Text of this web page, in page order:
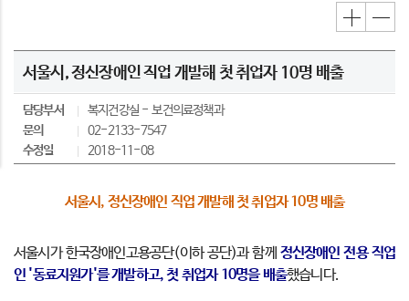
서울시, 정신장애인 직업 개발해 첫 취업자 10명 배출
담당부서 복지건강실
보건의료정책과
문의
02-2133-7547
수정일
2018-11-08
서울시, 정신장애인 직업 개발해 첫 취업자 10명 배출
서울시가 한국장애인고용공단(이하 공단)과 함께 정신장애인 전용 직업
인 '동료지원가'를 개발하고, 첫 취업자 10명을 배출했습니다.